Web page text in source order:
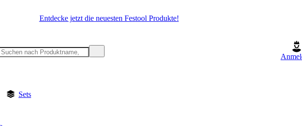
Entdecke jetzt die neuesten Festool Produkte!
Sets